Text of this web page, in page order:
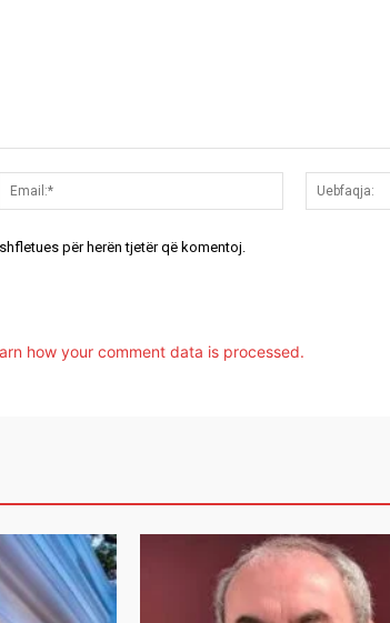
Email:*
për herën tjetër që komentoj.
how your comment data is processed.